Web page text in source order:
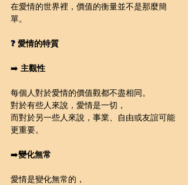
在愛情的世界裡，價值的衡量並不是那麼簡
單。
❓ 愛情的特質
➡️ 主觀性
每個人對於愛情的價值觀都不盡相同。
對於有些人來說，愛情是一切，
而對於另一些人來說，事業、自由或友誼可能
更重要。
➡️變化無常
愛情是變化無常的，